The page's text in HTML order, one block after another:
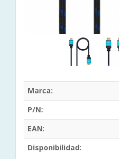
Marca:
P/N:
EAN:
Disponibilidad: